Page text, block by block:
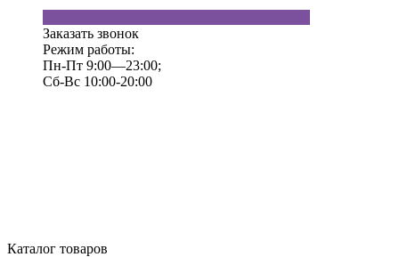
Заказать звонок
Режим работы:
Пн-Пт 9:00—23:00;
Сб-Вс 10:00-20:00
Каталог товаров